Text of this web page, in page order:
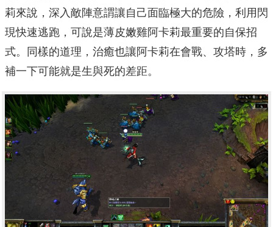
莉來說，深入敵陣意謂讓自己面臨極大的危險，利用閃
現快速逃跑，可說是薄皮嫩雞阿卡莉最重要的自保招
式。同樣的道理，治癒也讓阿卡莉在會戰、攻塔時，多
補一下可能就是生與死的差距。